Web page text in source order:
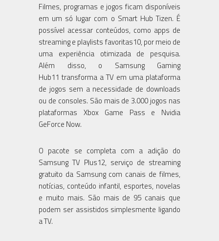
Filmes, programas e jogos ficam disponíveis
em um só lugar com o Smart Hub Tizen. É
possível acessar conteúdos, como apps de
streaming e playlists favoritas10, por meio de
uma experiência otimizada de pesquisa.
Além disso, o Samsung Gaming
Hub11 transforma a TV em uma plataforma
de jogos sem a necessidade de downloads
ou de consoles. São mais de 3.000 jogos nas
plataformas Xbox Game Pass e Nvidia
GeForce Now.
O pacote se completa com a adição do
Samsung TV Plus12, serviço de streaming
gratuito da Samsung com canais de filmes,
notícias, conteúdo infantil, esportes, novelas
e muito mais. São mais de 95 canais que
podem ser assistidos simplesmente ligando
a TV.